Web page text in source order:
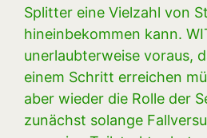
Splitter eine Vielzahl von
hineinbekommen kann.
unerlaubterweise voraus,
einem Schritt erreichen
aber wieder die Rolle der
zunächst solange